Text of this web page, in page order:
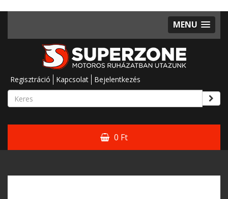
MENU
Regisztráció Kapcsolat Bejelentkezés
0 Ft